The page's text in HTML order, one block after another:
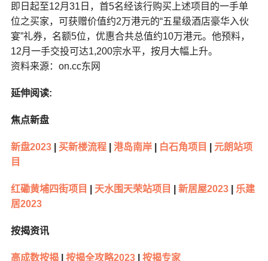
即日起至12月31日，首5名经该行购买上述项目的一手单
位之买家，可获赠价值约2万港元的“五星级酒店豪华入伙
宴”礼券，名额5位，优惠合共总值约10万港元。他预料，
12月一手交投可达1,200宗水平，按月大幅上升。
资料来源：on.cc东网
延伸阅读:
焦点新盘
新盘2023| 买新楼流程| 港岛南岸| 白石角项目
元朗站项
目
红磡黄埔四街项目 天水围天荣站项目 新居屋2023|
乐建
居2023
按揭资讯
高成数按揭| 按揭全攻略2023| 按揭专家